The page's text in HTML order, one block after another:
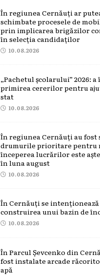
În regiunea Cernăuți ar
schimbate procesele de
prin implicarea brigăzilor
în selecția candidaților
10.08.2026
„Pachetul școlarului” 2026:
primirea cererilor pentru
stat
10.08.2026
În regiunea Cernăuți au
drumurile prioritare pentru
începerea lucrărilor este
în luna august
10.08.2026
În Cernăuți se intenționează
construirea unui bazin de
10.08.2026
În Parcul Șevcenko din
fost instalate arcade
apă